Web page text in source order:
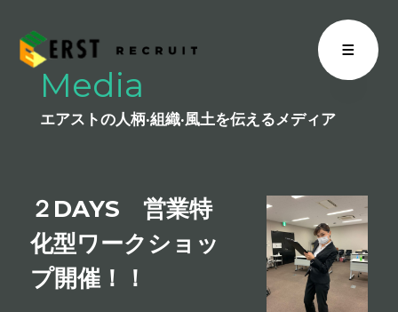
Media
エアストの人柄·組織·風土を伝えるメディア
２DAYS 営業特
化型ワークショッ
プ開催！！